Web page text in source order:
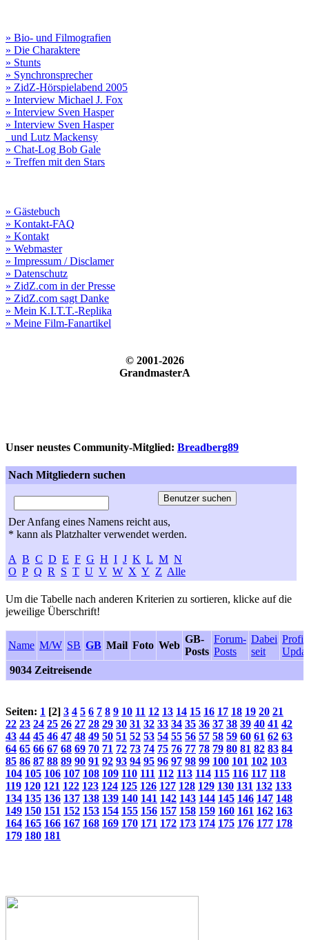
» Bio- und Filmografien
» Die Charaktere
» Stunts
» Synchronsprecher
» ZidZ-Hörspielabend 2005
» Interview Michael J. Fox
» Interview Sven Hasper
» Interview Sven Hasper
und Lutz Mackensy
» Chat-Log Bob Gale
» Treffen mit den Stars
» Gästebuch
» Kontakt-FAQ
» Kontakt
» Webmaster
» Impressum / Disclamer
» Datenschutz
» ZidZ.com in der Presse
» ZidZ.com sagt Danke
» Mein K.I.T.T.-Replika
» Meine Film-Fanartikel
© 2001-2026
GrandmasterA
Unser neustes Community-Mitglied: Breadberg89
Nach Mitgliedern suchen
Der Anfang eines Namens reicht aus,
* kann als Platzhalter verwendet werden.
A B C D E F G H I J K L M N
O P Q R S T U V W X Y Z Alle
Um die Tabelle nach anderen Kriterien zu sortieren, klicke auf die
jeweilige Überschrift!
Name M/W SB GB Mail Foto Web
GB-
Posts
Forum-
Posts
Dabei
seit
Profil-
9034 Zeitreisende
Seiten: 1 [2] 3 4 5 6 7 8 9 10 11 12 13 14 15 16 17 18 19 20 21
22 23 24 25 26 27 28 29 30 31 32 33 34 35 36 37 38 39 40 41 42
43 44 45 46 47 48 49 50 51 52 53 54 55 56 57 58 59 60 61 62 63
64 65 66 67 68 69 70 71 72 73 74 75 76 77 78 79 80 81 82 83 84
85 86 87 88 89 90 91 92 93 94 95 96 97 98 99 100 101 102 103
104 105 106 107 108 109 110 111 112 113 114 115 116 117 118
119 120 121 122 123 124 125 126 127 128 129 130 131 132 133
134 135 136 137 138 139 140 141 142 143 144 145 146 147 148
149 150 151 152 153 154 155 156 157 158 159 160 161 162 163
164 165 166 167 168 169 170 171 172 173 174 175 176 177 178
179 180 181